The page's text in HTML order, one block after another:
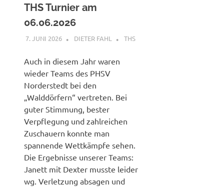
THS Turnier am
06.06.2026
7. JUNI 2026 DIETER FAHL THS
Auch in diesem Jahr waren
wieder Teams des PHSV
Norderstedt bei den
„Walddörfern“ vertreten. Bei
guter Stimmung, bester
Verpflegung und zahlreichen
Zuschauern konnte man
spannende Wettkämpfe sehen.
Die Ergebnisse unserer Teams:
Janett mit Dexter musste leider
wg. Verletzung absagen und